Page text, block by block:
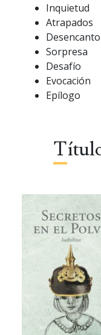
Inquietud
Atrapados
Desencanto
Sorpresa
Desafío
Evocación
Epílogo